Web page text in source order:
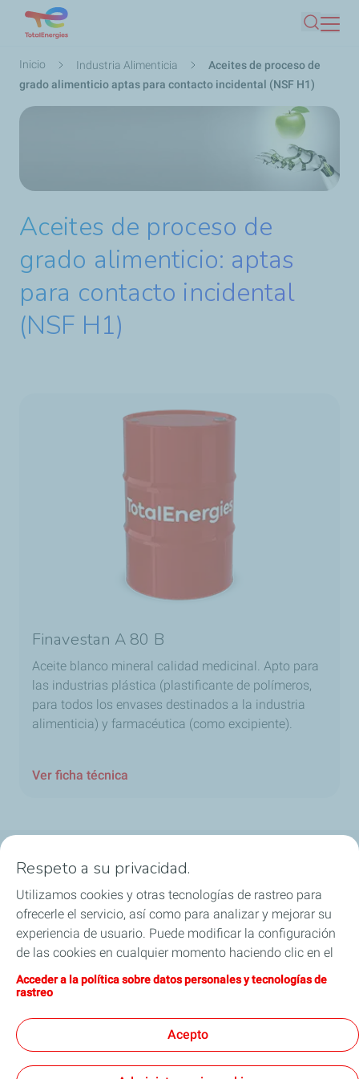
contenido
principal
Buscar
Ruta
de
navegación
Inicio Industria Alimenticia
Aceites de proceso de
grado alimenticio aptas para contacto incidental (NSF H1)
Aceites de proceso de
grado alimenticio: aptas
para contacto incidental
(NSF H1)
Finavestan A 80 B
Aceite blanco mineral calidad medicinal. Apto para
las industrias plástica (plastificante de polímeros,
para todos los envases destinados a la industria
alimenticia) y farmacéutica (como excipiente).
Ver ficha técnica
Aceite de Motor
Cambio de aceite
Refrigerantes y especialidades
Sponsoring
Respeto a su privacidad.
Utilizamos cookies y otras tecnologías de rastreo para
ofrecerle el servicio, así como para analizar y mejorar su
experiencia de usuario. Puede modificar la configuración
de las cookies en cualquier momento haciendo clic en el
botón «Gérer mes cookies» (Gestionar cookies). Al hacer
clic en el botón «J’accepte» (Aceptar), nos autoriza a
refuse» (Rechazar), depositaremos únicamente las
cookies técnicas estrictamente necesarias para el
correcto funcionamiento del sitio web. Si desea más
Acceder a la política sobre datos personales y tecnologías de
rastreo
Acepto